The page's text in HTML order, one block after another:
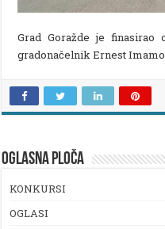
Grad Goražde je finasirao
gradonačelnik Ernest
OGLASNA PLOČA
KONKURSI
OGLASI